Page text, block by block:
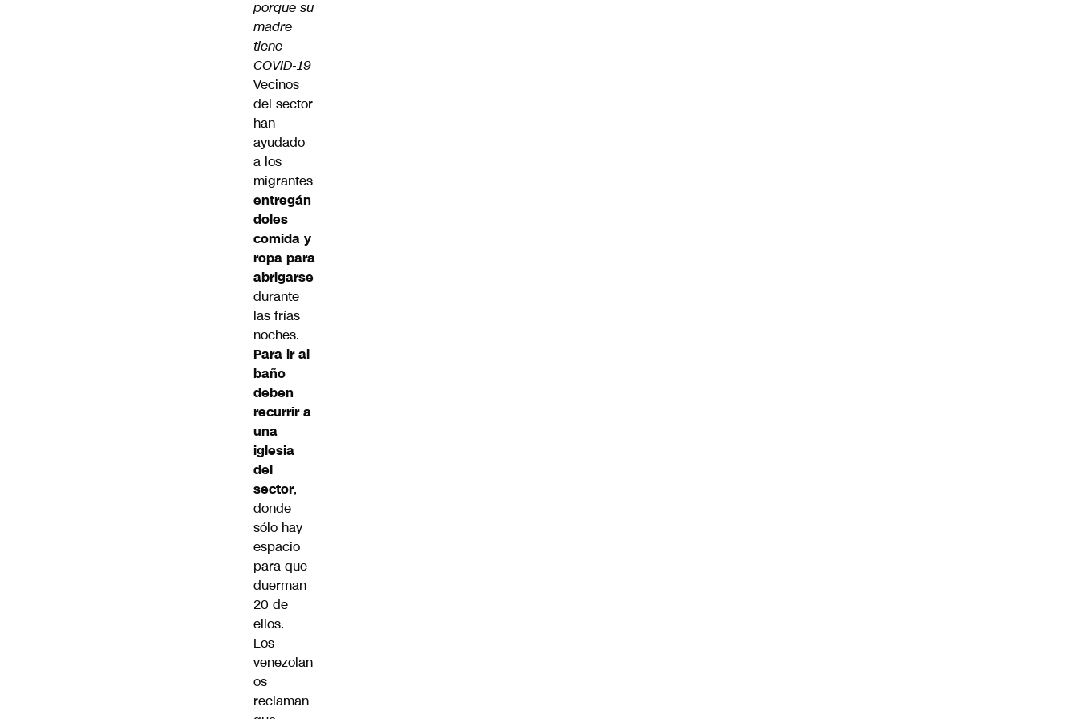
porque su
madre
tiene
COVID-19
Vecinos
del sector
han
ayudado
a los
migrantes
entregán
doles
comida y
ropa para
abrigarse
durante
las frías
noches.
Para ir al
baño
deben
recurrir a
una
iglesia
del
sector,
donde
sólo hay
espacio
para que
duerman
20 de
ellos.
Los
venezolan
os
reclaman